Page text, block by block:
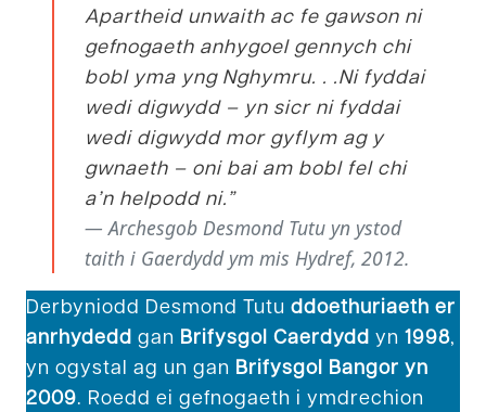
Apartheid unwaith ac fe gawson ni
gefnogaeth anhygoel gennych chi
bobl yma yng Nghymru. . .Ni fyddai
wedi digwydd – yn sicr ni fyddai
wedi digwydd mor gyflym ag y
gwnaeth – oni bai am bobl fel chi
a’n helpodd ni.”
Archesgob Desmond Tutu yn ystod
taith i Gaerdydd ym mis Hydref, 2012.
Derbyniodd Desmond Tutu ddoethuriaeth er
anrhydedd gan Brifysgol Caerdydd yn 1998,
yn ogystal ag un gan Brifysgol Bangor yn
2009. Roedd ei gefnogaeth i ymdrechion